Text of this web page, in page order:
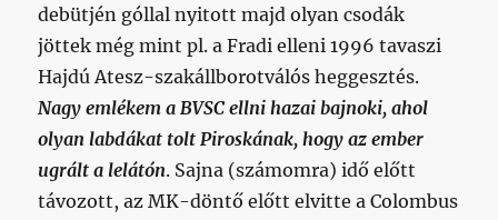
debütjén góllal nyitott majd olyan csodák
jöttek még mint pl. a Fradi elleni 1996 tavaszi
Hajdú Atesz-szakállborotválós heggesztés.
Nagy emlékem a BVSC ellni hazai bajnoki, ahol
olyan labdákat tolt Piroskának, hogy az ember
ugrált a lelátón. Sajna (számomra) idő előtt
távozott, az MK-döntő előtt elvitte a Colombus